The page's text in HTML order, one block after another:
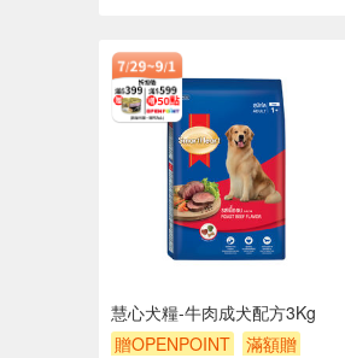
慧心犬糧-牛肉成犬配方3Kg
贈OPENPOINT
滿額贈